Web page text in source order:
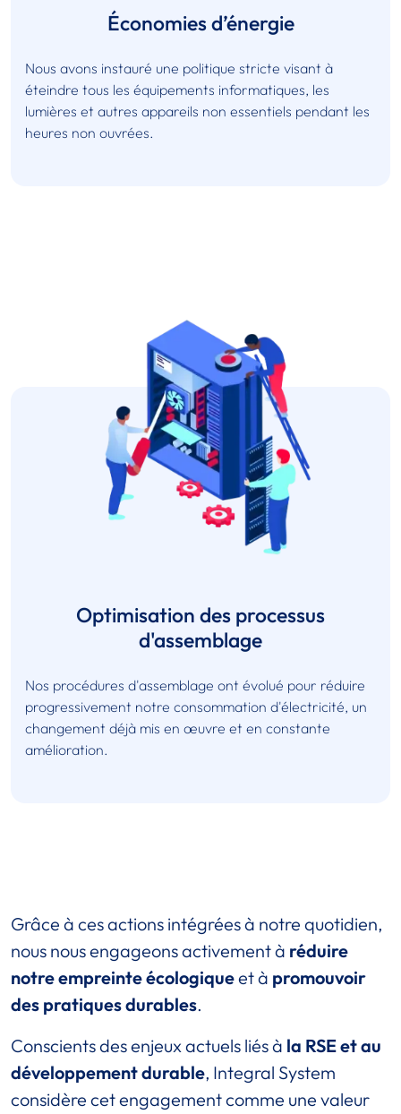
Économies d’énergie
Nous avons instauré une politique stricte visant à
éteindre tous les équipements informatiques, les
lumières et autres appareils non essentiels pendant les
heures non ouvrées.
Optimisation des processus
d'assemblage
Nos procédures d'assemblage ont évolué pour réduire
progressivement notre consommation d'électricité, un
changement déjà mis en œuvre et en constante
amélioration.
Grâce à ces actions intégrées à notre quotidien,
nous nous engageons activement à réduire
notre empreinte écologiqueet à promouvoir
des pratiques durables.
Conscients des enjeux actuels liés à la RSE et au
développement durable, Integral System
considère cet engagement comme une valeur